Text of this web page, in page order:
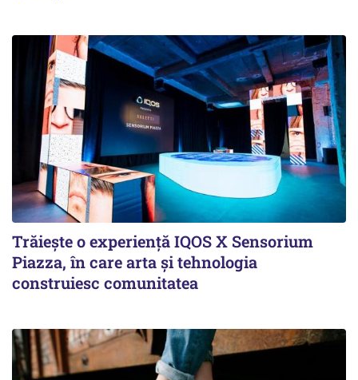
Trăiește o experiență IQOS X Sensorium
Piazza, în care arta și tehnologia
construiesc comunitatea